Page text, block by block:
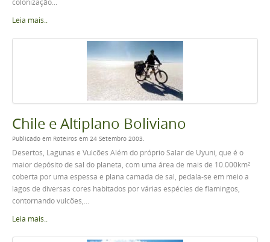
Leia mais..
Chile e Altiplano Boliviano
Publicado em Roteiros em 24 Setembro 2003.
Desertos, Lagunas e Vulcões Além do próprio Salar de Uyuni, que é o
maior depósito de sal do planeta, com uma área de mais de 10.000km²
coberta por uma espessa e plana camada de sal, pedala-se em meio a
lagos de diversas cores habitados por várias espécies de flamingos,
contornando vulcões,...
Leia mais..